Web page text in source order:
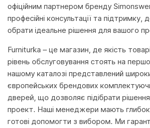
офіційним партнером бренду
професійні консультації та
обрати ідеальне рішення для вашого
Furniturka – це магазин, де якість
рівень обслуговування стоять на
нашому каталозі представлений
європейських брендових
дверей, що дозволяє підібрати
проект. Наші менеджери мають
готові допомогти з вибором. Ми